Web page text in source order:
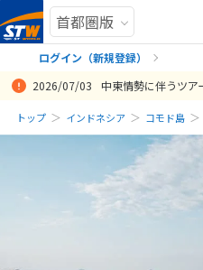
ログイン（新規登録）
まだ履歴
まだ登
2026/07/03 中東情勢に伴うツ
トップ インドネシア コモド島